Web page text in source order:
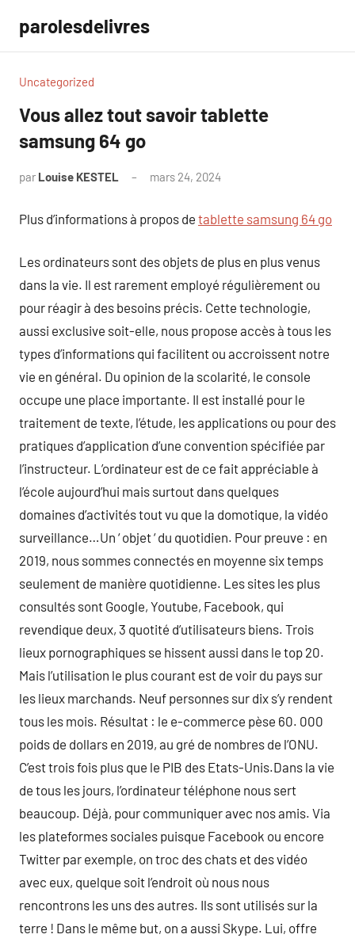
contenu
parolesdelivres
Uncategorized
Vous allez tout savoir tablette
samsung 64 go
par Louise KESTEL mars 24, 2024
Plus d’informations à propos de tablette samsung 64 go
Les ordinateurs sont des objets de plus en plus venus
dans la vie. Il est rarement employé régulièrement ou
pour réagir à des besoins précis. Cette technologie,
aussi exclusive soit-elle, nous propose accès à tous les
types d’informations qui facilitent ou accroissent notre
vie en général. Du opinion de la scolarité, le console
occupe une place importante. Il est installé pour le
traitement de texte, l’étude, les applications ou pour des
pratiques d’application d’une convention spécifiée par
l’instructeur. L’ordinateur est de ce fait appréciable à
l’école aujourd’hui mais surtout dans quelques
domaines d’activités tout vu que la domotique, la vidéo
surveillance…Un ‘ objet ‘ du quotidien. Pour preuve : en
2019, nous sommes connectés en moyenne six temps
seulement de manière quotidienne. Les sites les plus
consultés sont Google, Youtube, Facebook, qui
revendique deux, 3 quotité d’utilisateurs biens. Trois
lieux pornographiques se hissent aussi dans le top 20.
Mais l’utilisation le plus courant est de voir du pays sur
les lieux marchands. Neuf personnes sur dix s’y rendent
tous les mois. Résultat : le e-commerce pèse 60. 000
poids de dollars en 2019, au gré de nombres de l’ONU.
C’est trois fois plus que le PIB des Etats-Unis.Dans la vie
de tous les jours, l’ordinateur téléphone nous sert
beaucoup. Déjà, pour communiquer avec nos amis. Via
les plateformes sociales puisque Facebook ou encore
Twitter par exemple, on troc des chats et des vidéo
avec eux, quelque soit l’endroit où nous nous
rencontrons les uns des autres. Ils sont utilisés sur la
terre ! Dans le même but, on a aussi Skype. Lui, offre